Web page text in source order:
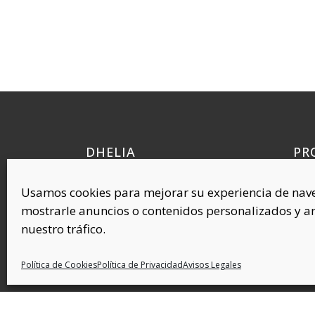
Usamos cookies para mejorar su experiencia de
mostrarle anuncios o contenidos personalizados y
nuestro tráfico.
Política de CookiesPolítica de PrivacidadAvisos Legales
DHELIA
Polígono Industrial Requena, 38
45214 Cedillo del Condado
Toledo (ESPAÑA)